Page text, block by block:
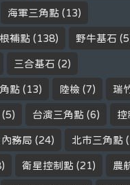
海軍三角點 (13)
補點 (138) 野牛基石
三合基石 (2)
點 (13) 陸檢 (7) 瑞
(5) 台演三角點 (6) 控
內務局 (24) 北市三角點
衛星控制點 (21) 農